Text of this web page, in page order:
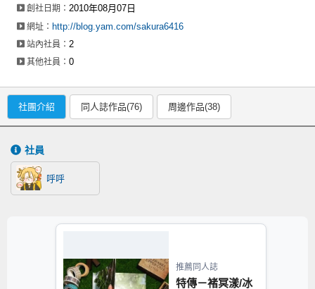
創社日期：2010年08月07日
網址： http://blog.yam.com/sakura6416
站內社員：2
其他社員：0
社團介紹 同人誌作品(76) 周邊作品(38)
社員
呼呼
推薦同人誌
特傳－褚冥漾/冰